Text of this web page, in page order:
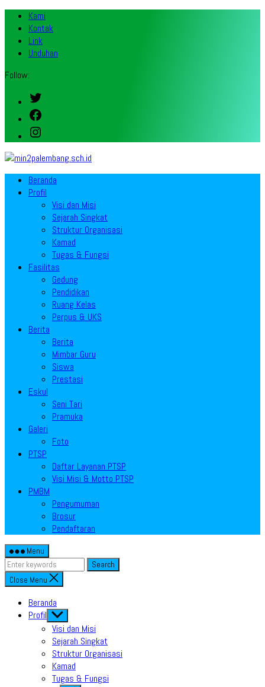
Kami
Kontak
Link
Unduhan
Follow:
Twitter
Facebook
Instagram
Beranda
Profil
Visi dan Misi
Sejarah Singkat
Struktur Organisasi
Kamad
Tugas & Fungsi
Fasilitas
Gedung
Pendidikan
Ruang Kelas
Perpus & UKS
Berita
Berita
Mimbar Guru
Siswa
Prestasi
Eskul
Seni Tari
Pramuka
Galeri
Foto
PTSP
Daftar Layanan PTSP
Visi Misi & Motto PTSP
PMBM
Pengumuman
Brosur
Pendaftaran
Menu
Search
Close Menu
Beranda
Profil Show
sub
menu
Visi dan Misi
Sejarah Singkat
Struktur Organisasi
Kamad
Tugas & Fungsi